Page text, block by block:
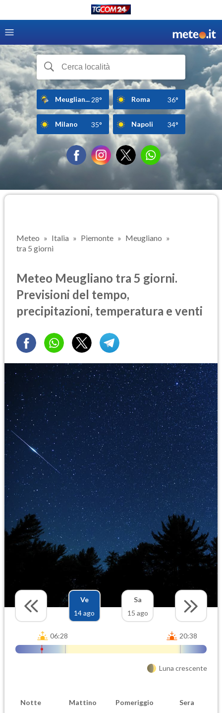
Meuglian... 28° Roma 36°
Milano 35° Napoli 34°
Meteo Italia Piemonte
Meugliano
tra 5 giorni
Meteo Meugliano tra 5 giorni.
Previsioni del tempo,
precipitazioni, temperatura e venti
Ve
14 ago
Sa
15 ago
06:28 20:38
Luna crescente
Notte Mattino Pomeriggio Sera